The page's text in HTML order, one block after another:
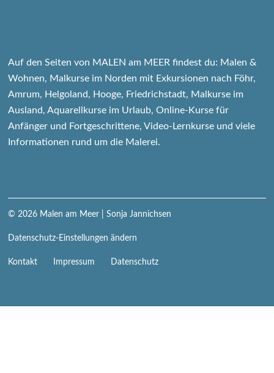
Auf den Seiten von MALEN am MEER findest du: Malen &
Wohnen, Malkurse im Norden mit Exkursionen nach Föhr,
Amrum, Helgoland, Hooge, Friedrichstadt, Malkurse im
Ausland, Aquarellkurse im Urlaub, Online-Kurse für
Anfänger und Fortgeschrittene, Video-Lernkurse und viele
Informationen rund um die Malerei.
© 2026 Malen am Meer | Sonja Jannichsen
Datenschutz-Einstellungen ändern
Navigation
Kontakt Impressum Datenschutz